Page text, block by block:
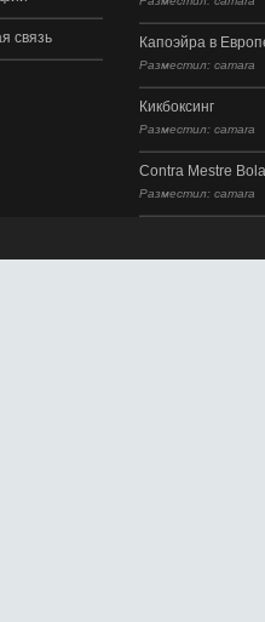
связь Капоэйра в
Разместил: camara
Кикбоксинг
Разместил: camara
Contra Mestre Bola
Разместил: camara